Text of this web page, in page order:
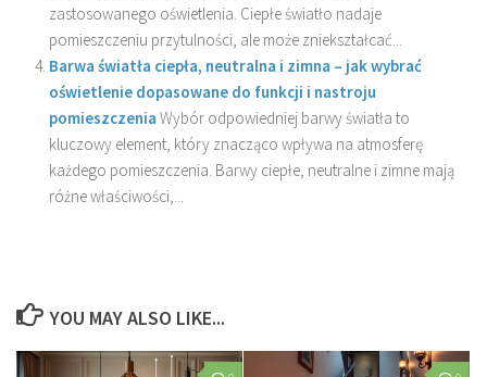
zastosowanego oświetlenia. Ciepłe światło nadaje
pomieszczeniu przytulności, ale może zniekształcać...
Barwa światła ciepła, neutralna i zimna – jak wybrać
oświetlenie dopasowane do funkcji i nastroju
pomieszczenia Wybór odpowiedniej barwy światła to
kluczowy element, który znacząco wpływa na atmosferę
każdego pomieszczenia. Barwy ciepłe, neutralne i zimne mają
różne właściwości,...
YOU MAY ALSO LIKE...